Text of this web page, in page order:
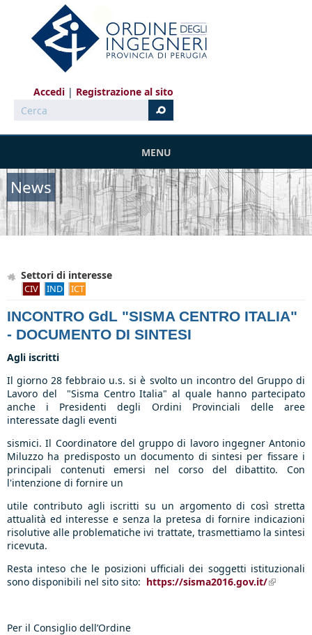
Salta al contenuto principale
Accedi
Registrazione al sito
Cerca
MENU
News
Settori di interesse
CIV IND ICT
INCONTRO GdL "SISMA CENTRO ITALIA"
- DOCUMENTO DI SINTESI
Agli iscritti
Il giorno 28 febbraio u.s. si è svolto un incontro del Gruppo di
Lavoro del "Sisma Centro Italia" al quale hanno partecipato
anche i Presidenti degli Ordini Provinciali delle aree
interessate dagli eventi
sismici. Il Coordinatore del gruppo di lavoro ingegner Antonio
Miluzzo ha predisposto un documento di sintesi per fissare i
principali contenuti emersi nel corso del dibattito. Con
l'intenzione di fornire un
utile contributo agli iscritti su un argomento di così stretta
attualità ed interesse e senza la pretesa di fornire indicazioni
risolutive alle problematiche ivi trattate, trasmettiamo la sintesi
ricevuta.
Resta inteso che le posizioni ufficiali dei soggetti istituzionali
sono disponibili nel sito sito: https://sisma2016.gov.it/(link is
Per il Consiglio dell’Ordine